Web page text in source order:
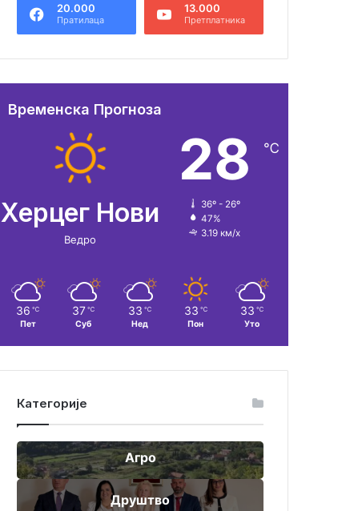
20.000
Пратилаца
13.000
Претплатника
Временска Прогноза
Херцег Нови
Ведро
28 ℃
36º - 26º
47%
3.19 км/х
36 ℃
Пет
37 ℃
Суб
33 ℃
Нед
33 ℃
Пон
33 ℃
Уто
Категорије
Агро
Друштво